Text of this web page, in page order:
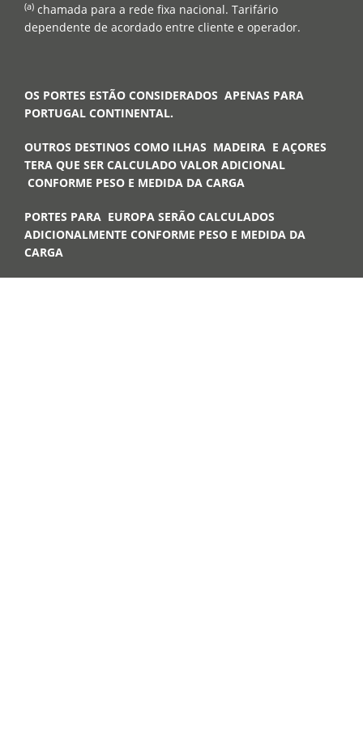
(a) chamada para a rede fixa nacional. Tarifário
dependente de acordado entre cliente e operador.
OS PORTES ESTÃO CONSIDERADOS APENAS PARA
PORTUGAL CONTINENTAL.
OUTROS DESTINOS COMO ILHAS MADEIRA E AÇORES
TERA QUE SER CALCULADO VALOR ADICIONAL
CONFORME PESO E MEDIDA DA CARGA
PORTES PARA EUROPA SERÃO CALCULADOS
ADICIONALMENTE CONFORME PESO E MEDIDA DA
CARGA